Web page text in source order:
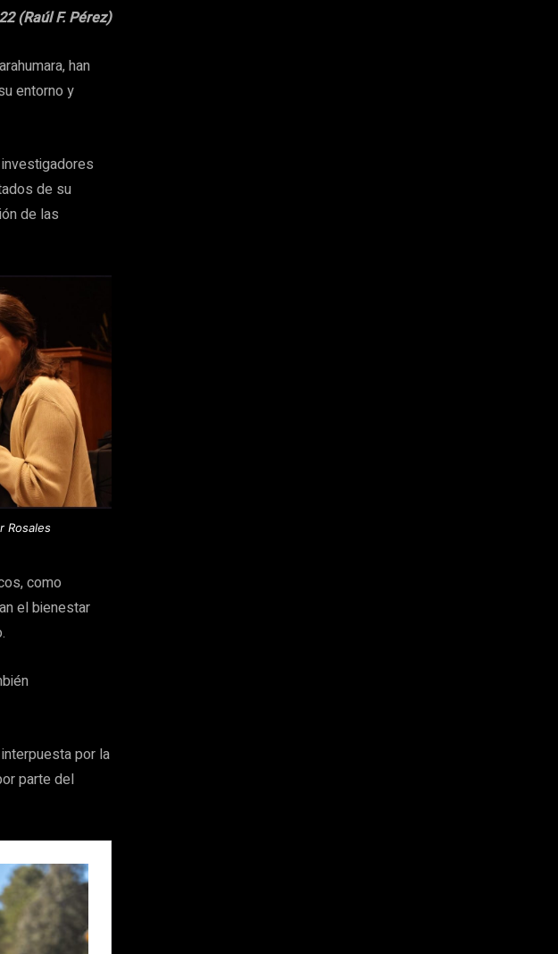
(Raúl F. Pérez)
han
entorno y
de su
de las
Rosales
como
el bienestar
por la
parte del